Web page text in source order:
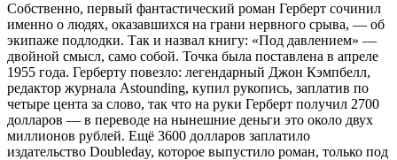
Собственно, первый фантастический роман Герберт сочинил
именно о людях, оказавшихся на грани нервного срыва, — об
экипаже подлодки. Так и назвал книгу: «Под давлением» —
двойной смысл, само собой. Точка была поставлена в апреле
1955 года. Герберту повезло: легендарный Джон Кэмпбелл,
редактор журнала Astounding, купил рукопись, заплатив по
четыре цента за слово, так что на руки Герберт получил 2700
долларов — в переводе на нынешние деньги это около двух
миллионов рублей. Ещё 3600 долларов заплатило
издательство Doubleday, которое выпустило роман, только под